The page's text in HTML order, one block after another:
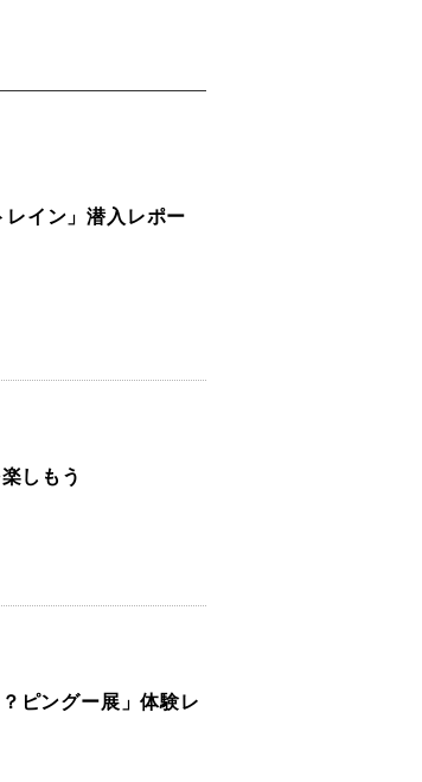
イン」潜入レポー
しもう
ピングー展」体験レ